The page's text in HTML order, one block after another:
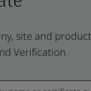
site and
Verification